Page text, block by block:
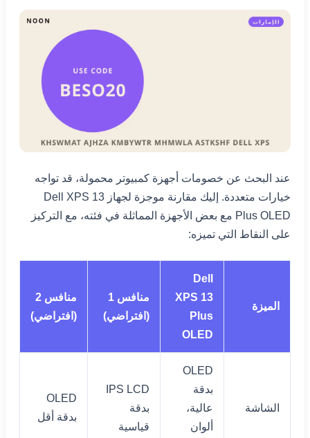
عند البحث عن خصومات أجهزة كمبيوتر محمولة، قد تواجه
خيارات متعددة. إليك مقارنة موجزة لجهاز Dell XPS 13
Plus OLED مع بعض الأجهزة المماثلة في فئته، مع التركيز
على النقاط التي تميزه:
الميزة
Dell
XPS 13
Plus
OLED
منافس 1
(افتراضي)
منافس 2
(افتراضي)
الشاشة
OLED
بدقة
عالية،
ألوان
IPS LCD
بدقة
قياسية
OLED
بدقة أقل